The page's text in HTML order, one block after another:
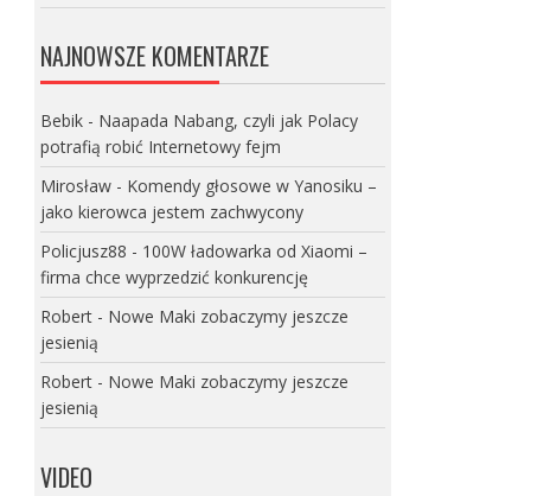
NAJNOWSZE KOMENTARZE
Bebik- Naapada Nabang, czyli jak Polacy
potrafią robić Internetowy fejm
Mirosław- Komendy głosowe w Yanosiku –
jako kierowca jestem zachwycony
Policjusz88 - 100W ładowarka od Xiaomi –
firma chce wyprzedzić konkurencję
Robert- Nowe Maki zobaczymy jeszcze
jesienią
Robert- Nowe Maki zobaczymy jeszcze
jesienią
VIDEO